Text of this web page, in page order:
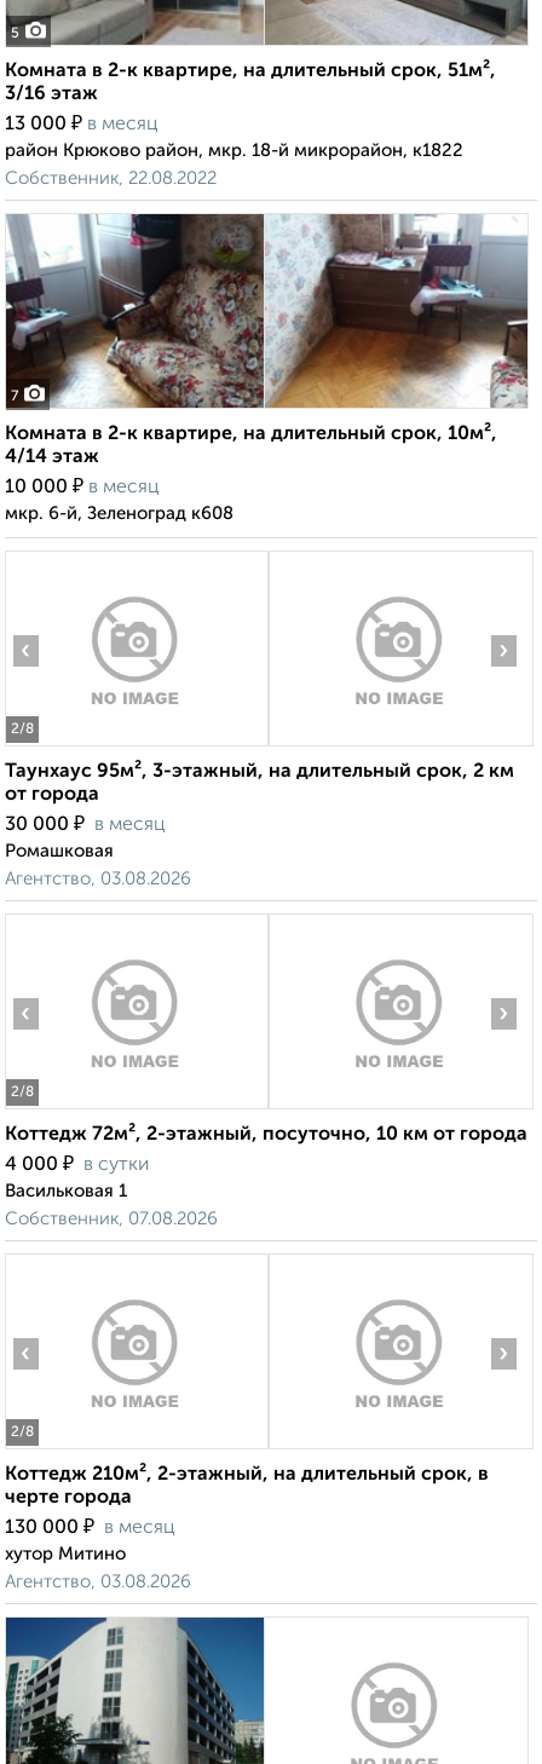
5
Комната в 2-к квартире, на длительный срок, 51м²,
3/16 этаж
13 000 ₽ в месяц
район Крюково район, мкр. 18-й микрорайон, к1822
Собственник, 22.08.2022
7
Комната в 2-к квартире, на длительный срок, 10м²,
4/14 этаж
10 000 ₽ в месяц
мкр. 6-й, Зеленоград к608
2/8
‹ ›
Таунхаус 95м², 3-этажный, на длительный срок, 2 км
от города
30 000 ₽ в месяц
Ромашковая
Агентство, 03.08.2026
2/8
‹ ›
Коттедж 72м², 2-этажный, посуточно, 10 км от города
4 000 ₽ в сутки
Васильковая 1
Собственник, 07.08.2026
2/8
‹ ›
Коттедж 210м², 2-этажный, на длительный срок, в
черте города
130 000 ₽ в месяц
хутор Митино
Агентство, 03.08.2026